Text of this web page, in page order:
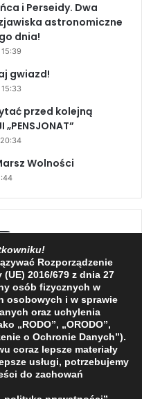
i Perseidy. Dwa
astronomiczne
dnia!
gwiazd!
przed kolejną
Wolności
zastrzeżone
PRYWATNOŚCI
Rozporządzenie
2016/679 z dnia 27
osób fizycznych w
osobowych i w sprawie
oraz uchylenia
„RODO”, „ORODO”,
o Ochronie Danych”).
coraz lepsze materiały
usługi, potrzebujemy
do zachowań